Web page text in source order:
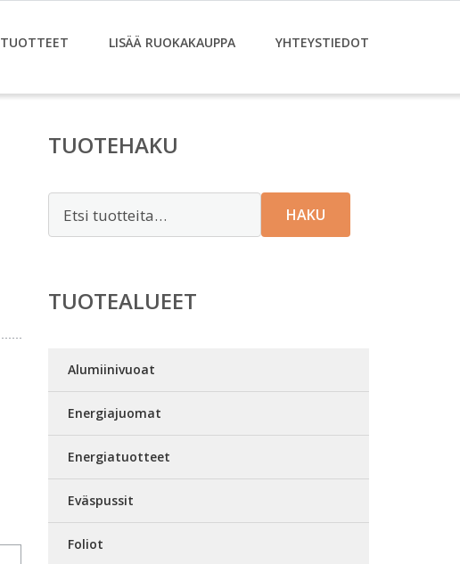
TUOTTEET LISÄÄ RUOKAKAUPPA YHTEYSTIEDOT
TUOTEHAKU
HAKU
TUOTEALUEET
Alumiinivuoat
Energiajuomat
Energiatuotteet
Eväspussit
Foliot